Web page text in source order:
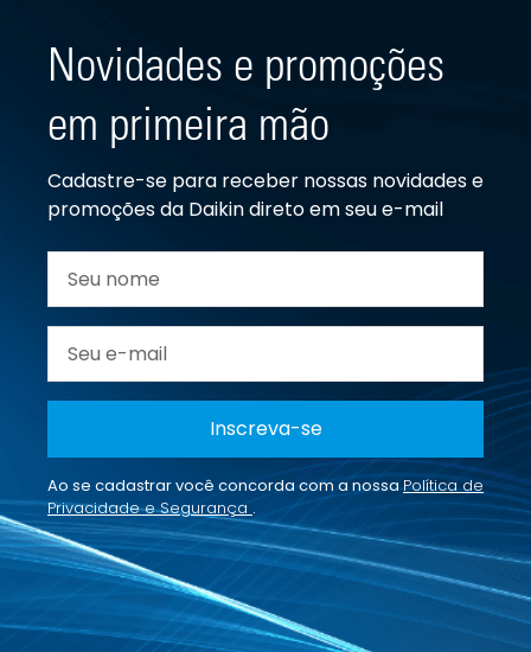
Novidades e promoções
em primeira mão
Cadastre-se para receber nossas novidades e
promoções da Daikin direto em seu e-mail
Inscreva-se
Ao se cadastrar você concorda com a nossaPolítica de
Privacidade e Segurança .